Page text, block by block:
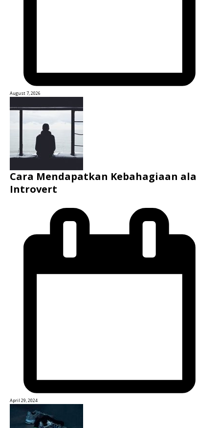
August 7, 2026
Cara Mendapatkan Kebahagiaan ala
Introvert
April 29, 2024